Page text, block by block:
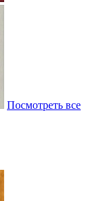
Посмотреть все